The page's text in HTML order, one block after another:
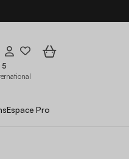
5
Espace Pro